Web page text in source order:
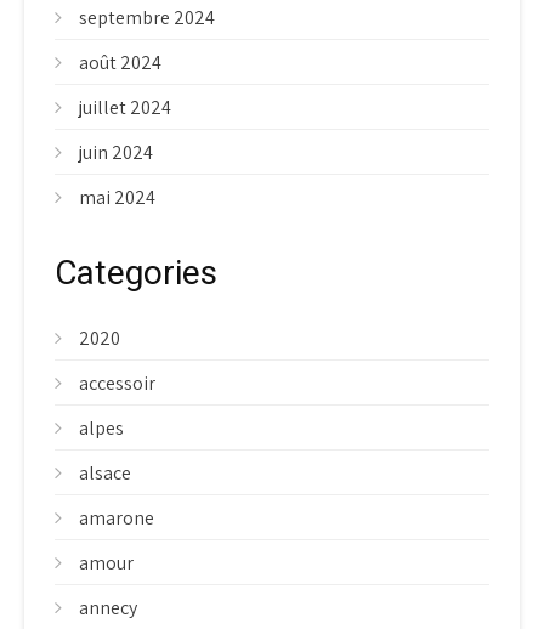
septembre 2024
août 2024
juillet 2024
juin 2024
mai 2024
Categories
2020
accessoir
alpes
alsace
amarone
amour
annecy